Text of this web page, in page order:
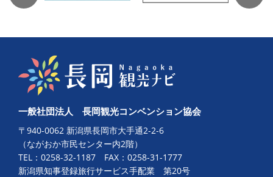
一般社団法人 長岡観光コンベンション協会
〒940-0062 新潟県長岡市大手通2-2-6
（ながおか市民センター内2階）
TEL： 0258-32-1187 FAX：0258-31-1777
新潟県知事登録旅行サービス手配業 第20号